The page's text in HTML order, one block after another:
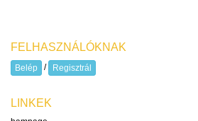
FELHASZNÁLÓKNAK
Belép / Regisztrál
LINKEK